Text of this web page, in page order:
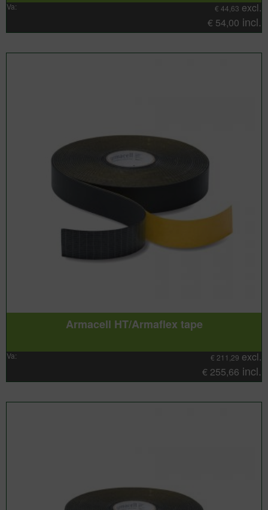
Va: € 44,63 excl.
€ 54,00 incl.
Armacell HT/Armaflex tape
Va: € 211,29 excl.
€ 255,66 incl.